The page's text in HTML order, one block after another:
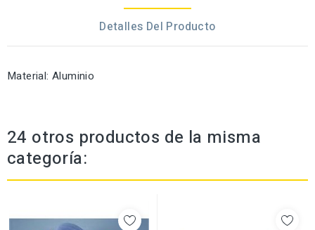
Detalles Del Producto
Material: Aluminio
24 otros productos de la misma
categoría: